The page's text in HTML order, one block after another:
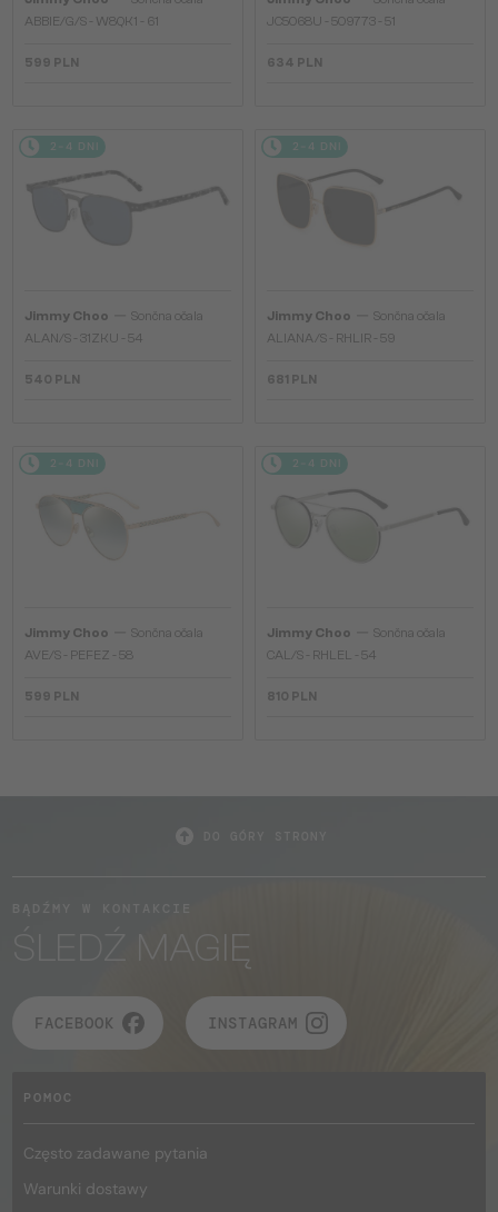
ABBIE/G/S - W8QK1 - 61
599 PLN
JC5068U - 509773 - 51
634 PLN
2-4 DNI
Jimmy Choo
Sončna očala
ALAN/S - 31ZKU - 54
540 PLN
2-4 DNI
Jimmy Choo
Sončna očala
ALIANA/S - RHLIR - 59
681 PLN
2-4 DNI
Jimmy Choo
Sončna očala
AVE/S - PEFEZ - 58
599 PLN
2-4 DNI
Jimmy Choo
Sončna očala
CAL/S - RHLEL - 54
810 PLN
ŚLEDŹ MAGIĘ
FACEBOOK INSTAGRAM
POMOC
Często zadawane pytania
Warunki dostawy